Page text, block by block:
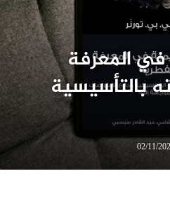
المعرفة
بالتأسيسية
02/11/